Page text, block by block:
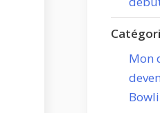
Mon